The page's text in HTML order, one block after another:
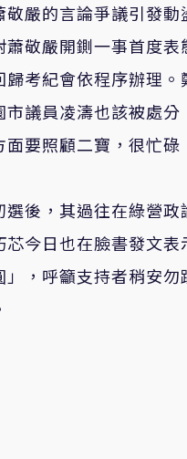
嚴的言論爭議引發
敬嚴開鍘一事首度
歸考紀會依程序辦理
議員凌濤也該被處
要照顧二寶，很忙
後，其過往在綠營
今日也在臉書發文
，呼籲支持者稍安